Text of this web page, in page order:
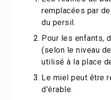
remplacées par
du persil.
Pour les enfants,
(selon le niveau
utilisé à la place
Le miel peut être
d'érable.